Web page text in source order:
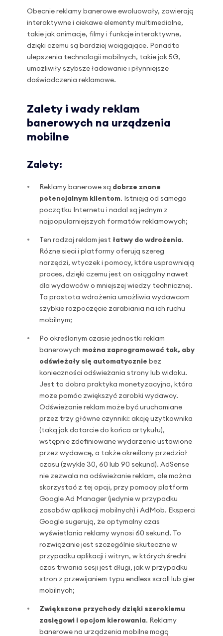
Obecnie reklamy banerowe ewoluowały, zawierają
interaktywne i ciekawe elementy multimedialne,
takie jak animacje, filmy i funkcje interaktywne,
dzięki czemu są bardziej wciągające. Ponadto
ulepszenia technologii mobilnych, takie jak 5G,
umożliwiły szybsze ładowanie i płynniejsze
doświadczenia reklamowe.
Zalety i wady reklam
banerowych na urządzenia
mobilne
Zalety:
Reklamy banerowe są dobrze znane
potencjalnym klientom. Istnieją od samego
początku Internetu i nadal są jednym z
najpopularniejszych formatów reklamowych;
Ten rodzaj reklam jest łatwy do wdrożenia.
Różne sieci i platformy oferują szereg
narzędzi, wtyczek i pomocy, które usprawniają
proces, dzięki czemu jest on osiągalny nawet
dla wydawców o mniejszej wiedzy technicznej.
Ta prostota wdrożenia umożliwia wydawcom
szybkie rozpoczęcie zarabiania na ich ruchu
mobilnym;
Po określonym czasie jednostki reklam
banerowych można zaprogramować tak, aby
odświeżały się automatycznie bez
konieczności odświeżania strony lub widoku.
Jest to dobra praktyka monetyzacyjna, która
może pomóc zwiększyć zarobki wydawcy.
Odświeżanie reklam może być uruchamiane
przez trzy główne czynniki: akcję użytkownika
(taką jak dotarcie do końca artykułu),
wstępnie zdefiniowane wydarzenie ustawione
przez wydawcę, a także określony przedział
czasu (zwykle 30, 60 lub 90 sekund). AdSense
nie zezwala na odświeżanie reklam, ale można
skorzystać z tej opcji, przy pomocy platform
Google Ad Manager (jedynie w przypadku
zasobów aplikacji mobilnych) i AdMob. Eksperci
Google sugerują, że optymalny czas
wyświetlania reklamy wynosi 60 sekund. To
rozwiązanie jest szczególnie skuteczne w
przypadku aplikacji i witryn, w których średni
czas trwania sesji jest długi, jak w przypadku
stron z przewijaniem typu endless scroll lub gier
mobilnych;
Zwiększone przychody dzięki szerokiemu
zasięgowi i opcjom kierowania. Reklamy
banerowe na urządzenia mobilne mogą